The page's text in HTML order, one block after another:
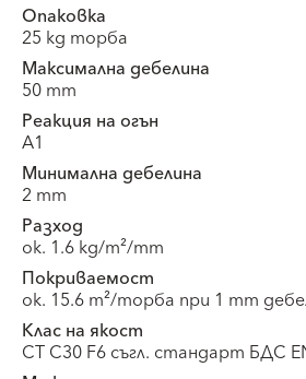
Опаковка
25 kg торба
Максимална дебелина
50 mm
Реакция на огън
A1
Минимална дебелина
2 mm
Разход
ок. 1.6 kg/m²/mm
Покриваемост
ок. 15.6 m²/торба при 1 mm
Клас на якост
CT C30 F6 съгл. стандарт БДС